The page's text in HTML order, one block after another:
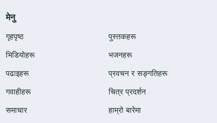
मेनु
गृहपृष्ठ
पुस्तकहरू
भिडियोहरू
भजनहरू
पढाइहरू
प्रवचन र सङ्गतिहरू
गवाहीहरू
चित्र प्रदर्शन
समाचार
हाम्रो बारेमा